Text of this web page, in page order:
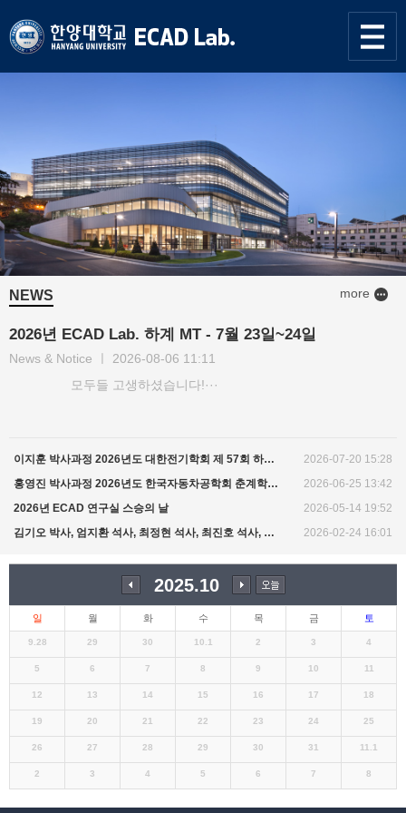
한양대학교 한양대학교
NEWS more
2026년 ECAD Lab. 하계 MT - 7월 23일~24일
News & Notice
2026-08-06 11:11
모두들 고생하셨습니다!···
이지훈 박사과정 2026년도 대한전기학회 제 57회 하계학술대회 논문상 수상
2026-07-20 15:28
홍영진 박사과정 2026년도 한국자동차공학회 춘계학술대회 우수발표 논문상 수상
2026-06-25 13:42
2026년 ECAD 연구실 스승의 날
2026-05-14 19:52
김기오 박사, 엄지환 석사, 최정현 석사, 최진호 석사, 김지용 석사의 졸업을 축하합니다!
2026-02-24 16:01
이전2025.10
다음 오늘
일 월 화 수 목 금 토
9.28 29 30 10.1 2 3 4
5 6 7 8 9 10 11
12 13 14 15 16 17 18
19 20 21 22 23 24 25
26 27 28 29 30 31 11.1
2 3 4 5 6 7 8